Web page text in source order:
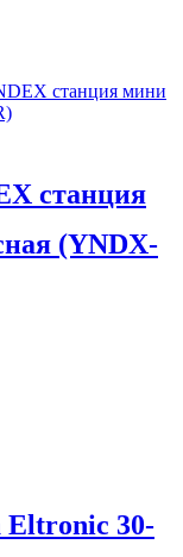
станция
(YNDX-
Eltronic 30-